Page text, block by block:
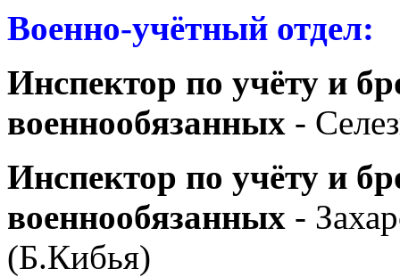
Военно-учётный отдел:
Инспектор по учёту и
военнообязанных -
Инспектор по учёту и
военнообязанных -
(Б.Кибья)